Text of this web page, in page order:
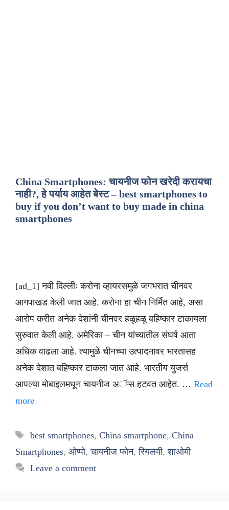
China Smartphones: चायनीज फोन खरेदी करायचा
नाही?, हे पर्याय आहेत बेस्ट – best smartphones to
buy if you don’t want to buy made in china
smartphones
[ad_1] नवी दिल्लीः करोना व्हायरसमुळे जगभरात चीनवर
आगपाखड केली जात आहे. करोना हा चीन निर्मित आहे, असा
आरोप करीत अनेक देशांनी चीनवर हळूहळू बहिष्कार टाकायला
सुरुवात केली आहे. अमेरिका – चीन यांच्यातील संघर्ष आता
अधिक वाढला आहे. त्यामुळे चीनच्या उत्पादनावर भारतासह
अनेक देशात बहिष्कार टाकला जात आहे. भारतीय युजर्स
आपल्या मोबाइलमधून चायनीज अॅप्स हटवत आहेत. … Read
more
Tags
best smartphones, China smartphone, China
Smartphones, ओप्पो,चायनीज फोन,रियलमी,शाओमी
Leave a comment